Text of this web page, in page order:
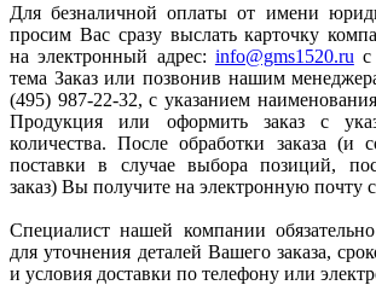
Для безналичной оплаты от имени
просим Вас сразу выслать карточку
на электронный адрес: info@gms1520.ru
тема Заказ или позвонив нашим
(495) 987-22-32, с указанием
Продукция или оформить заказ с
количества. После обработки заказа (и
поставки в случае выбора позиций,
заказ) Вы получите на электронную почту
Специалист нашей компании
для уточнения деталей Вашего заказа,
и условия доставки по телефону или